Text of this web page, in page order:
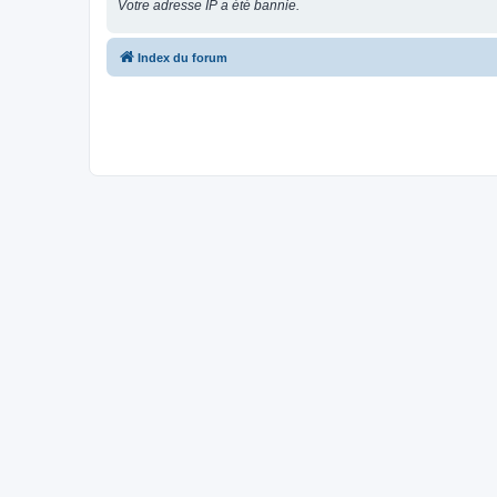
Votre adresse IP a été bannie.
Index du forum